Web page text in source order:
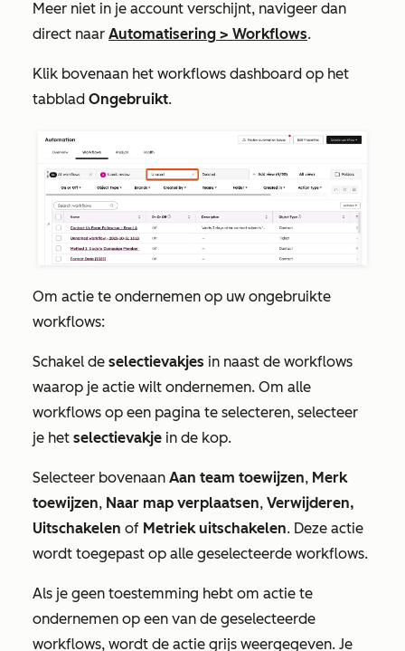
Meer niet in je account verschijnt, navigeer dan
direct naar Automatisering > Workflows.
Klik bovenaan het workflows dashboard op het
tabblad Ongebruikt.
Om actie te ondernemen op uw ongebruikte
workflows:
Schakel de selectievakjes in naast de workflows
waarop je actie wilt ondernemen. Om alle
workflows op een pagina te selecteren, selecteer
je het selectievakje in de kop.
Selecteer bovenaan Aan team toewijzen, Merk
toewijzen, Naar map verplaatsen, Verwijderen,
Uitschakelen of Metriek uitschakelen. Deze actie
wordt toegepast op alle geselecteerde workflows.
Als je geen toestemming hebt om actie te
ondernemen op een van de geselecteerde
workflows, wordt de actie grijs weergegeven. Je